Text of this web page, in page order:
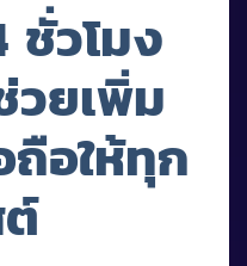
ชั่วโมง
ยเพิ่ม
ถือให้ทุก